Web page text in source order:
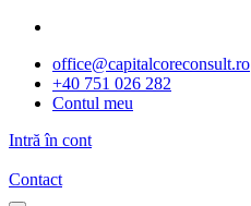
conținutoffice@capitalcoreconsult.ro
+40 751 026 282
Contul meu
Intră în cont
Contact